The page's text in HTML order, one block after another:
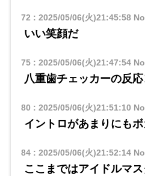
72 : 2025/05/06(火)21:45:58
いい笑顔だ
75: 2025/05/06(火)21:47:54
八重歯チェッカーの反
80 : 2025/05/06(火)21:51:10
イントロがあまりにも
84: 2025/05/06(火)21:52:14
ここまではアイドルマ